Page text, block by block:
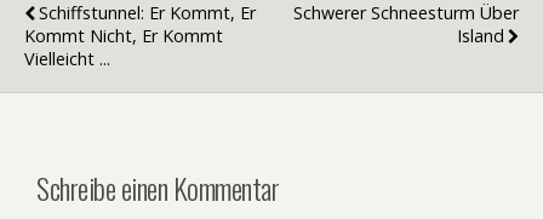
Schiffstunnel: Er Kommt, Er
Kommt Nicht, Er Kommt
Vielleicht ...
Schwerer Schneesturm Über
Island
Schreibe einen Kommentar